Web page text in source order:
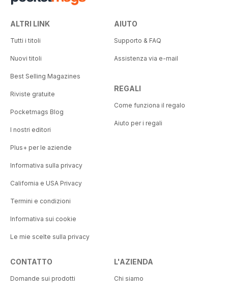
ALTRI LINK
Tutti i titoli
Nuovi titoli
Best Selling Magazines
Riviste gratuite
Pocketmags Blog
I nostri editori
Plus+ per le aziende
Informativa sulla privacy
California e USA Privacy
Termini e condizioni
Informativa sui cookie
Le mie scelte sulla privacy
AIUTO
Supporto & FAQ
Assistenza via e-mail
REGALI
Come funziona il regalo
Aiuto per i regali
CONTATTO
Domande sui prodotti
L'AZIENDA
Chi siamo